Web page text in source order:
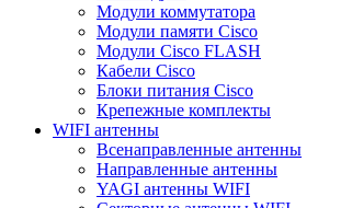
Модули коммутатора
Модули памяти Cisco
Модули Cisco FLASH
Кабели Cisco
Блоки питания Cisco
Крепежные комплекты
WIFI антенны
Всенаправленные антенны
Направленные антенны
YAGI антенны WIFI